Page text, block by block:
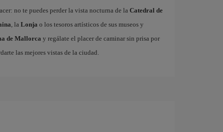
no te puedes perder la vista nocturna de la Catedral de
, la Lonja o los tesoros artísticos de sus museos y
de Mallorca y regálate el placer de caminar sin prisa por
las mejores vistas de la ciudad.